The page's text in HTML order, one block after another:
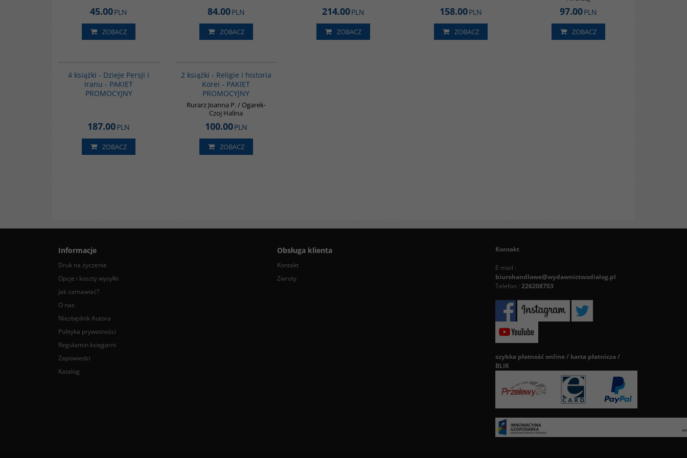
45.00PLN
ZOBACZ
84.00PLN
ZOBACZ
214.00PLN
ZOBACZ
158.00PLN
ZOBACZ
97.00PLN
ZOBACZ
4 książki - Dzieje Persji i
Iranu - PAKIET
PROMOCYJNY
187.00PLN
ZOBACZ
2 książki - Religie i historia
Korei - PAKIET
PROMOCYJNY
Rurarz Joanna P. / Ogarek-
Czoj Halina
100.00PLN
ZOBACZ
Informacje
Druk na życzenie
Opcje i koszty wysyłki
Jak zamawiać?
O nas
Niezbędnik Autora
Polityka prywatności
Regulamin księgarni
Zapowiedzi
Katalog
Obsługa klienta
Kontakt
Zwroty
Kontakt
E-mail :
biurohandlowe@wydawnictwodialog.pl
Telefon : 226208703
szybka płatność online / karta płatnicza /
BLIK